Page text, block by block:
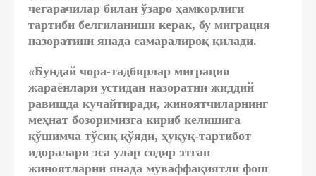
чегарачилар билан ўзаро ҳамкорлиги
тартиби белгиланиши керак, бу миграция
назоратини янада самаралироқ қилади.
«Бундай чора-тадбирлар миграция
жараёнлари устидан назоратни жиддий
равишда кучайтиради, жиноятчиларнинг
меҳнат бозоримизга кириб келишига
қўшимча тўсиқ қўяди, ҳуқуқ-тартибот
идоралари эса улар содир этган
жиноятларни янада муваффақиятли фош